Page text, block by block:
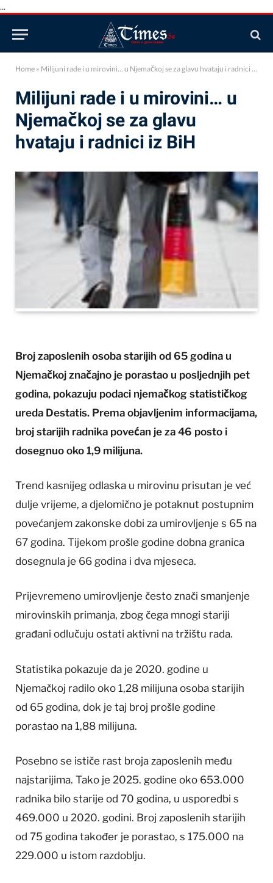
...
Home » Milijuni rade i u mirovini… u Njemačkoj se za glavu hvataju i radnici iz BiH
Milijuni rade i u mirovini… u
Njemačkoj se za glavu
hvataju i radnici iz BiH
Broj zaposlenih osoba starijih od 65 godina u
Njemačkoj značajno je porastao u posljednjih pet
godina, pokazuju podaci njemačkog statističkog
ureda Destatis. Prema objavljenim informacijama,
broj starijih radnika povećan je za 46 posto i
dosegnuo oko 1,9 milijuna.
Trend kasnijeg odlaska u mirovinu prisutan je već
dulje vrijeme, a djelomično je potaknut postupnim
povećanjem zakonske dobi za umirovljenje s 65 na
67 godina. Tijekom prošle godine dobna granica
dosegnula je 66 godina i dva mjeseca.
Prijevremeno umirovljenje često znači smanjenje
mirovinskih primanja, zbog čega mnogi stariji
građani odlučuju ostati aktivni na tržištu rada.
Statistika pokazuje da je 2020. godine u
Njemačkoj radilo oko 1,28 milijuna osoba starijih
od 65 godina, dok je taj broj prošle godine
porastao na 1,88 milijuna.
Posebno se ističe rast broja zaposlenih među
najstarijima. Tako je 2025. godine oko 653.000
radnika bilo starije od 70 godina, u usporedbi s
469.000 u 2020. godini. Broj zaposlenih starijih
od 75 godina također je porastao, s 175.000 na
229.000 u istom razdoblju.